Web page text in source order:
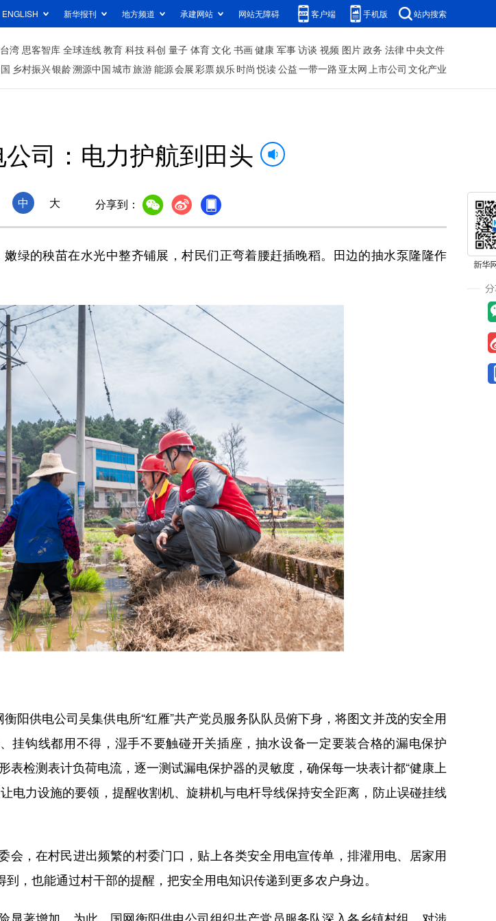
ENGLISH 新华报刊 地方频道 承建网站 网站无障碍 客户端 手机版 站内搜索
台湾 思客智库 全球连线教育 科技科创 量子 体育文化 书画健康 军事访谈 视频 图片政务 法律中央文件
乡村振兴银龄溯源中国城市旅游能源会展彩票娱乐时尚 悦读公益一带一路 亚太网上市公司 文化产业
司：电力护航到田头
中 大 分享到：
的秧苗在水光中整齐铺展，村民们正弯着腰赶插晚稻。田边的抽水泵隆隆作
供电公司吴集供电所“红雁”共产党员服务队队员俯下身，将图文并茂的安全用
挂钩线都用不得，湿手不要触碰开关插座，抽水设备一定要装合格的漏电保护
检测表计负荷电流，逐一测试漏电保护器的灵敏度，确保每一块表计都“健康上
电力设施的要领，提醒收割机、旋耕机与电杆导线保持安全距离，防止误碰挂线
，在村民进出频繁的村委门口，贴上各类安全用电宣传单，排灌用电、居家用
，也能通过村干部的提醒，把安全用电知识传递到更多农户身边。